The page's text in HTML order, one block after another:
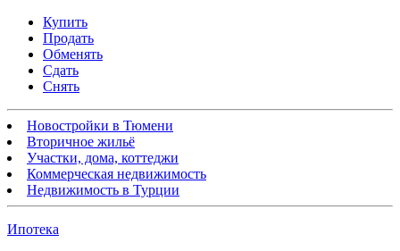
Купить
Продать
Обменять
Сдать
Снять
Новостройки в Тюмени
Вторичное жильё
Участки, дома, коттеджи
Коммерческая недвижимость
Недвижимость в Турции
Ипотека